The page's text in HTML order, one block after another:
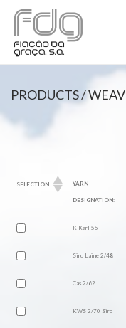
PRODUCTS/
SELECTION: YARN
DESIGNATION:
K Karl 55
Siro Laine 2/48
Cas 2/62
KWS 2/70 Siro